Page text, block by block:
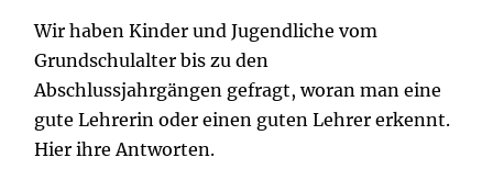
Wir haben Kinder und Jugendliche vom
Grundschulalter bis zu den
Abschlussjahrgängen gefragt, woran man eine
gute Lehrerin oder einen guten Lehrer erkennt.
Hier ihre Antworten.